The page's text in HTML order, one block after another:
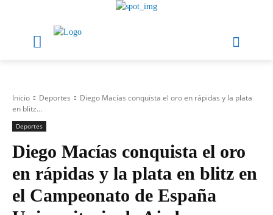
Inicio Deportes
Diego Macías conquista el oro en rápidas y la plata
en blitz...
Deportes
Diego Macías conquista el oro
en rápidas y la plata en blitz en
el Campeonato de España